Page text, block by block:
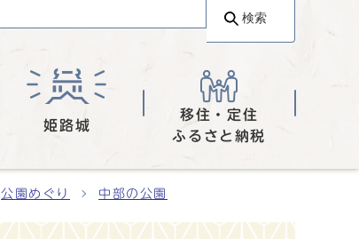
検索
姫路城
移住・定住
ふるさと納税
公園めぐり 中部の公園